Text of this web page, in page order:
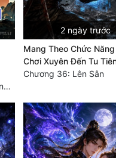
Chương 490: Đi trước Thương trường Địa Hạ, thắng lợi trở về.
2 ngày trước
Mang Theo Chức Năng
Chơi Xuyên Đến Tu
Chương 36: Lên Sân